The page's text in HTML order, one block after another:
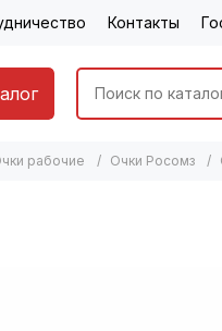
Контакты
рабочие Очки Росомз